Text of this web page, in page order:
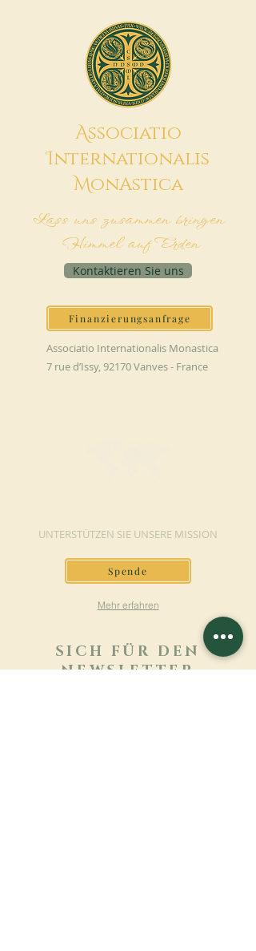
Associatio
Internationalis
MonAstica
Lass uns zusammen bringen
Himmel auf Erden
Kontaktieren Sie uns
Finanzierungsanfrage
Associatio Internationalis Monastica
7 rue d’Issy, 92170 Vanves - France
UNTERSTÜTZEN SIE UNSERE MISSION
Spende
Mehr erfahren
SICH FÜR DEN
NEWSLETTER